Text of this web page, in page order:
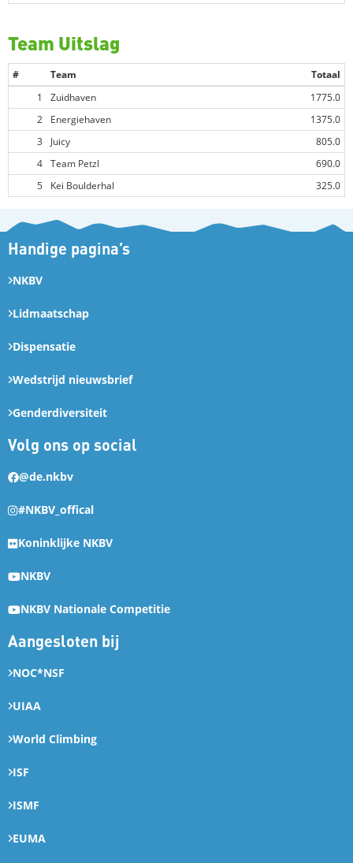
Team Uitslag
# Team
Totaal
1
Zuidhaven
1775.0
2
Energiehaven
1375.0
3
Juicy
805.0
4 Team Petzl
690.0
5
Kei Boulderhal 325.0
Handige pagina’s
NKBV
Lidmaatschap
Dispensatie
Wedstrijd nieuwsbrief
Genderdiversiteit
Volg ons op social
@de.nkbv
#NKBV_offical
Koninklijke NKBV
NKBV
NKBV Nationale Competitie
Aangesloten bij
NOC*NSF
UIAA
World Climbing
ISF
ISMF
EUMA